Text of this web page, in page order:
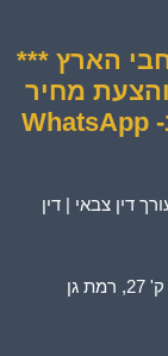
רחבי הארץ ***
והצעת מחיר
לייצוג משפטי בטלפון, בזום, ב- WhatsApp
דין צבאי | דין
רח' ז'בוטינסקי 7, מגדל משה אביב ק' 27, רמת גן